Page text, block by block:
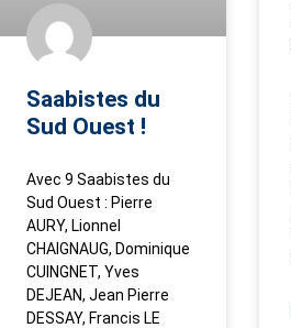
Saabistes du
Sud Ouest !
Avec 9 Saabistes du
Sud Ouest : Pierre
AURY, Lionnel
CHAIGNAUG, Dominique
CUINGNET, Yves
DEJEAN, Jean Pierre
DESSAY, Francis LE